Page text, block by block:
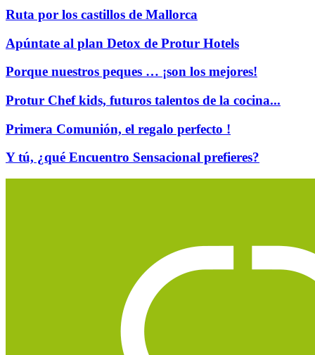
Ruta por los castillos de Mallorca
Apúntate al plan Detox de Protur Hotels
Porque nuestros peques … ¡son los mejores!
Protur Chef kids, futuros talentos de la cocina...
Primera Comunión, el regalo perfecto !
Y tú, ¿qué Encuentro Sensacional prefieres?